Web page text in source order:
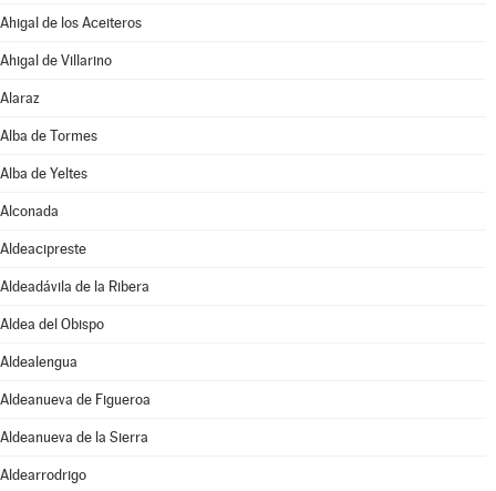
Ahigal de los Aceiteros
Ahigal de Villarino
Alaraz
Alba de Tormes
Alba de Yeltes
Alconada
Aldeacipreste
Aldeadávila de la Ribera
Aldea del Obispo
Aldealengua
Aldeanueva de Figueroa
Aldeanueva de la Sierra
Aldearrodrigo